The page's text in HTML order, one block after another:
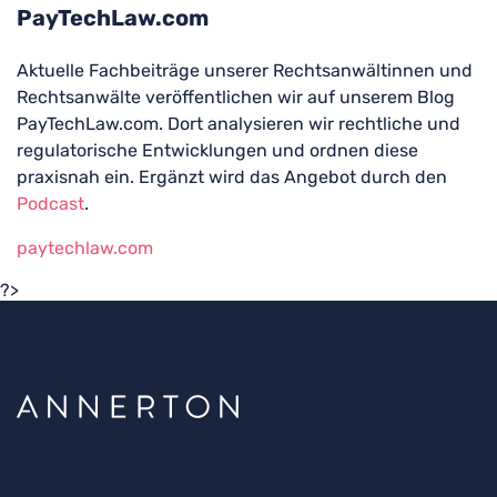
PayTechLaw.com
Aktuelle Fachbeiträge unserer Rechtsanwältinnen und
Rechtsanwälte veröffentlichen wir auf unserem Blog
PayTechLaw.com. Dort analysieren wir rechtliche und
regulatorische Entwicklungen und ordnen diese
praxisnah ein. Ergänzt wird das Angebot durch den
Podcast.
paytechlaw.com
?>